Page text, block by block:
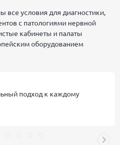
все условия для диагностики,
с патологиями нервной
кабинеты и палаты
оборудованием
подход к каждому